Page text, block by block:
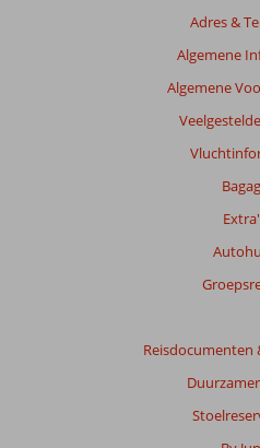
Adres &
Algemene
Algemene
Reisdocumenten